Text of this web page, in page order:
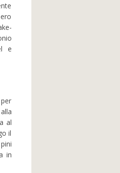
e
al
il
in